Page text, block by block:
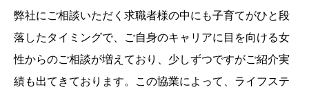
弊社にご相談いただく求職者様の中にも子育てがひと段
落したタイミングで、ご自身のキャリアに目を向ける女
性からのご相談が増えており、少しずつですがご紹介実
績も出てきております。この協業によって、ライフステ